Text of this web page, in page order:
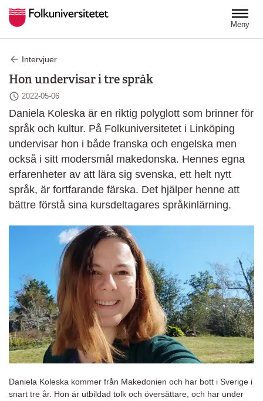
Meny
Intervjuer
Hon undervisar i tre språk
Senast ändrad
2022-05-06
Daniela Koleska är en riktig polyglott som brinner för
språk och kultur. På Folkuniversitetet i Linköping
undervisar hon i både franska och engelska men
också i sitt modersmål makedonska. Hennes egna
erfarenheter av att lära sig svenska, ett helt nytt
språk, är fortfarande färska. Det hjälper henne att
bättre förstå sina kursdeltagares språkinlärning.
Daniela Koleska kommer från Makedonien och har bott i Sverige i
snart tre år. Hon är utbildad tolk och översättare, och har under